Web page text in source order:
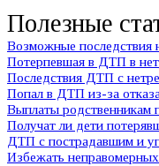
Полезные
Возможные последствия
Потерпевшая в ДТП в
Последствия ДТП с
Попал в ДТП из-за
Выплаты родственникам
Получат ли дети
ДТП с пострадавшим и
Избежать